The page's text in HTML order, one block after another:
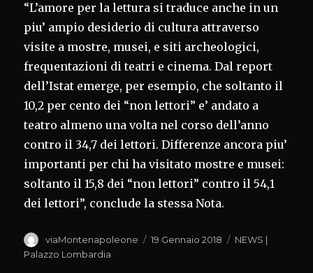
“L’amore per la lettura si traduce anche in un
piu’ ampio desiderio di cultura attraverso
visite a mostre, musei, e siti archeologici,
frequentazioni di teatri e cinema. Dal report
dell’Istat emerge, per esempio, che soltanto il
10,2 per cento dei “non lettori” e’ andato a
teatro almeno una volta nel corso dell’anno
contro il 34,7 dei lettori. Differenze ancora piu’
importanti per chi ha visitato mostre e musei:
soltanto il 15,8 dei “non lettori” contro il 54,1
dei lettori”, conclude la stessa Nota.
Autore
viaMontenapoleone
Pubblicato
19 Gennaio 2018 Categorie
NEWS |
Palazzo Lombardia